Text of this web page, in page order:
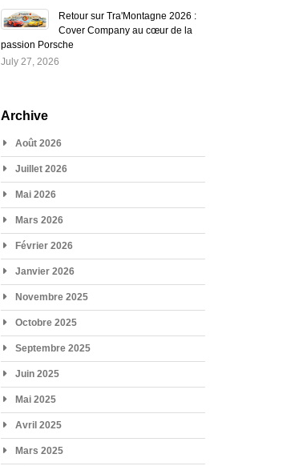
Retour sur Tra'Montagne 2026 :
Cover Company au cœur de la
passion Porsche
July 27, 2026
Archive
Août 2026
Juillet 2026
Mai 2026
Mars 2026
Février 2026
Janvier 2026
Novembre 2025
Octobre 2025
Septembre 2025
Juin 2025
Mai 2025
Avril 2025
Mars 2025